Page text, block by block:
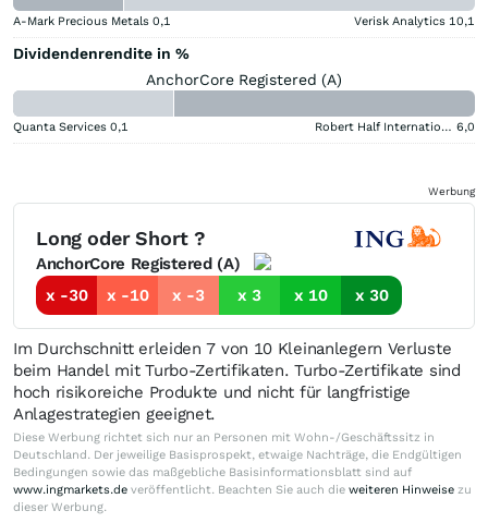
A-Mark Precious Metals 0,1 Verisk Analytics 10,1
Dividendenrendite in %
AnchorCore Registered (A)
Quanta Services 0,1 Robert Half International 6,0
Werbung
Long oder Short ?
AnchorCore Registered (A)
x -30
x -10 x -3 x 3 x 10 x 30
Im Durchschnitt erleiden 7 von 10 Kleinanlegern Verluste
beim Handel mit Turbo-Zertifikaten. Turbo-Zertifikate sind
hoch risikoreiche Produkte und nicht für langfristige
Anlagestrategien geeignet.
Diese Werbung richtet sich nur an Personen mit Wohn-/Geschäftssitz in
Deutschland. Der jeweilige Basisprospekt, etwaige Nachträge, die Endgültigen
Bedingungen sowie das maßgebliche Basisinformationsblatt sind auf
www.ingmarkets.de veröffentlicht. Beachten Sie auch die weiteren Hinweise zu
dieser Werbung.